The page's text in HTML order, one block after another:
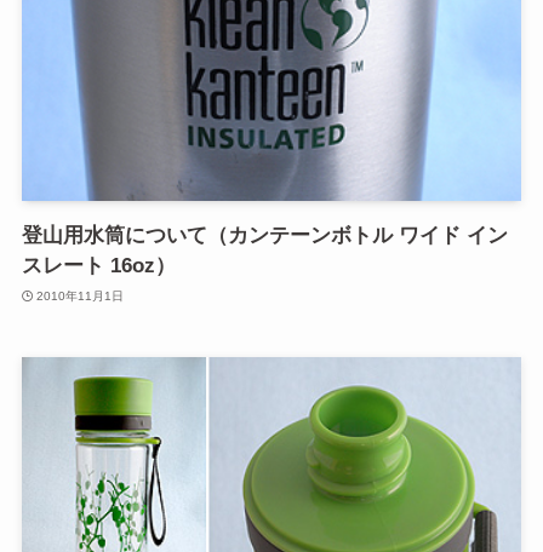
登山用水筒について（カンテーンボトル ワイド イン
スレート 16oz）
2010年11月1日